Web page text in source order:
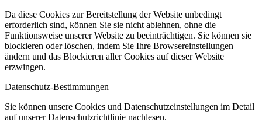
Da diese Cookies zur Bereitstellung der Website unbedingt
erforderlich sind, können Sie sie nicht ablehnen, ohne die
Funktionsweise unserer Website zu beeinträchtigen. Sie können sie
blockieren oder löschen, indem Sie Ihre Browsereinstellungen
ändern und das Blockieren aller Cookies auf dieser Website
erzwingen.
Datenschutz-Bestimmungen
Sie können unsere Cookies und Datenschutzeinstellungen im Detail
auf unserer Datenschutzrichtlinie nachlesen.